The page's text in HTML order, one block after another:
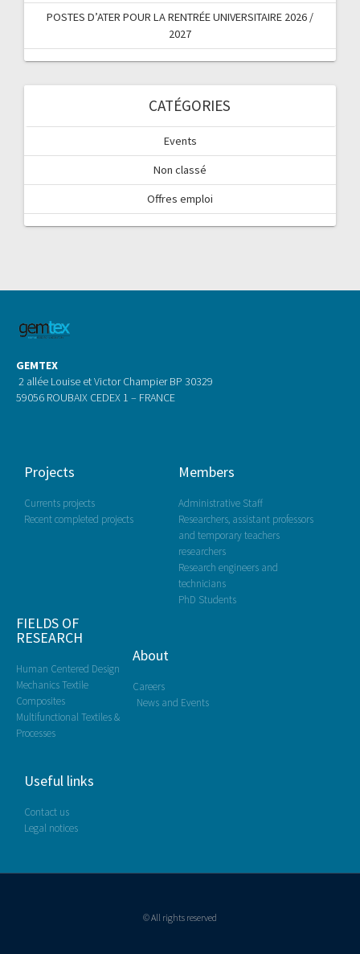
POSTES D’ATER POUR LA RENTRÉE UNIVERSITAIRE 2026 /
2027
CATÉGORIES
Events
Non classé
Offres emploi
GEMTEX
2 allée Louise et Victor Champier BP 30329
59056 ROUBAIX CEDEX 1 – FRANCE
Projects
Currents projects
Recent completed projects
Members
Administrative Staff
Researchers, assistant professors
and temporary teachers
researchers
Research engineers and
technicians
PhD Students
FIELDS OF
RESEARCH
Human Centered Design
Mechanics Textile
Composites
Multifunctional Textiles &
Processes
About
Careers
News and Events
Useful links
Contact us
Legal notices
© All rights reserved